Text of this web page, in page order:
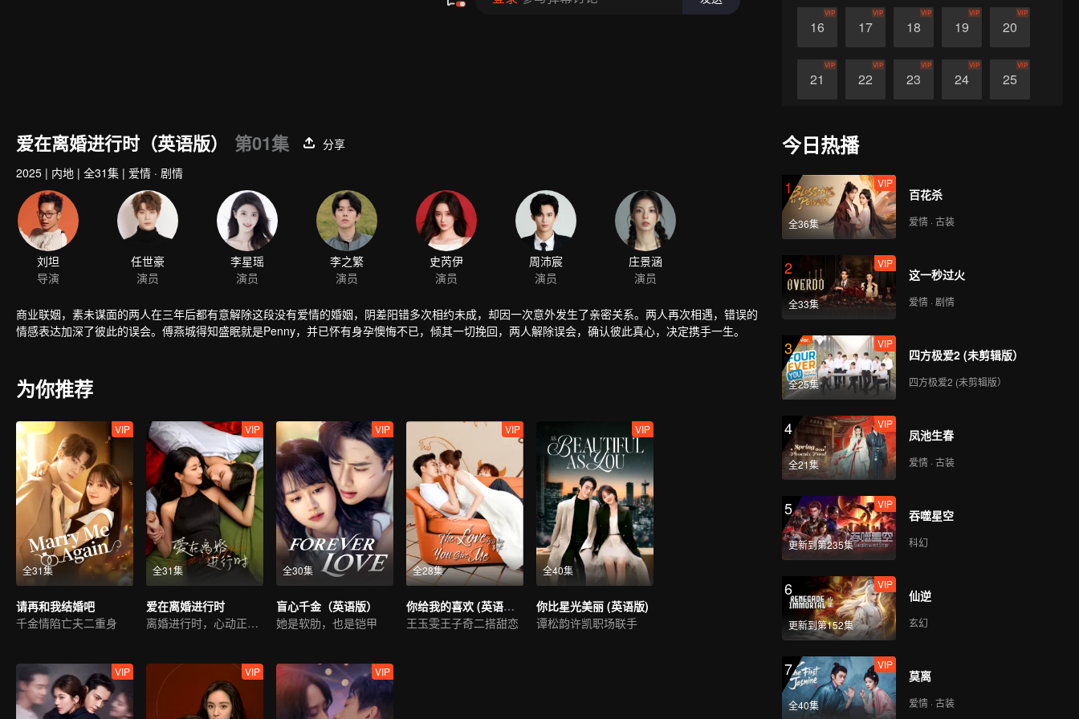
16
VIP
17
VIP
18
VIP
19
VIP
20
VIP
21
VIP
22
VIP
23
VIP
24
VIP
25
VIP
27
爱在离婚进行时（英语版） 第01集
分享
2025 | 内地 | 全31集 | 爱情 · 剧情
刘坦
导演
任世豪
演员
李星瑶
演员
商业联姻，素未谋面的两人在三年后都有意解除这段没有爱情的婚姻，阴差阳错多次相约未成，却因一次意外发生了亲密关系。两人再次相遇，错误的
情感表达加深了彼此的误会。傅燕城得知盛眠就是Penny，并已怀有身孕懊悔不已，倾其一切挽回，两人解除误会，确认彼此真心，决定携手一生。
为你推荐
全31集
VIP
请再和我结婚吧
千金情陷亡夫二重身
全31集
VIP
爱在离婚进行时
离婚进行时，心动正当时
全30集
VIP
盲心千金（英语版）
她是软肋，也是铠甲
全28集
VIP
你给我的喜欢 (英语版）
王玉雯王子奇二搭甜恋
全40集
VIP
你比星光美丽 (英语版)
谭松韵许凯职场联手
VIP VIP VIP
今日热播
1
全36集
VIP
百花杀
爱情 · 古装
2
全33集
VIP
这一秒过火
爱情 · 剧情
3
全25集
VIP
四方极爱2 (未剪辑版）
四方极爱2 (未剪辑版）
4
全21集
VIP
凤池生春
爱情 · 古装
5
更新到第235集
VIP
吞噬星空
科幻
6
更新到第152集
VIP
仙逆
玄幻
7
全40集
VIP
莫离
爱情 · 古装